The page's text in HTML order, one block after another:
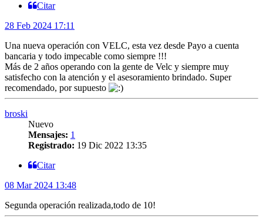
Citar
28 Feb 2024 17:11
Una nueva operación con VELC, esta vez desde Payo a cuenta
bancaria y todo impecable como siempre !!!
Más de 2 años operando con la gente de Velc y siempre muy
satisfecho con la atención y el asesoramiento brindado. Super
recomendado, por supuesto
broski
Nuevo
Mensajes: 1
Registrado: 19 Dic 2022 13:35
Citar
08 Mar 2024 13:48
Segunda operación realizada,todo de 10!